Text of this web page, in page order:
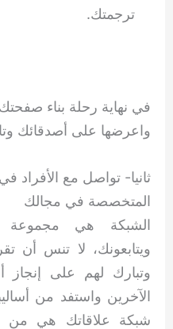
ترجمتك.
في نهاية رحلة بناء
واعرضها على أصدقائك
ثانيا- تواصل مع
المتخصصة في مجالك
الشبكة هي مجموعة
ويتابعونك، لا تنس أن
وتبارك لهم على
الآخرين واستفد من
شبكة علاقاتك هي من